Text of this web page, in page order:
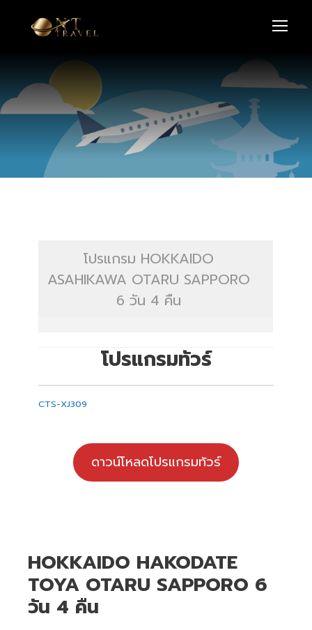
โปรแกรม HOKKAIDO
ASAHIKAWA OTARU SAPPORO
6 วัน 4 คืน
โปรแกรมทัวร์
CTS-XJ309
ดาวน์โหลดโปรแกรมทัวร์
HOKKAIDO HAKODATE
TOYA OTARU SAPPORO 6
วัน 4 คืน